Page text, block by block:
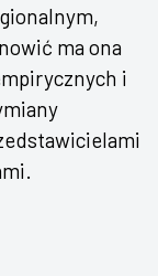
ma ona
i